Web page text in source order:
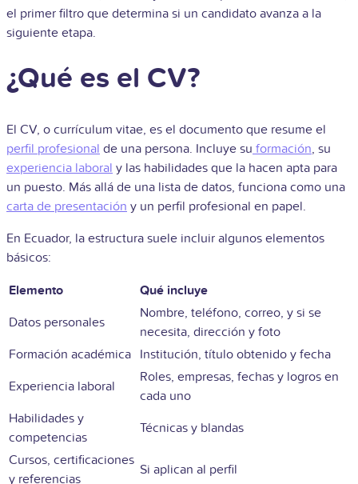
el primer filtro que determina si un candidato avanza a la
siguiente etapa.
¿Qué es el CV?
El CV, o currículum vitae, es el documento que resume el
perfil profesional de una persona. Incluye su formación, su
experiencia laboral y las habilidades que la hacen apta para
un puesto. Más allá de una lista de datos, funciona como una
carta de presentación y un perfil profesional en papel.
En Ecuador, la estructura suele incluir algunos elementos
básicos:
Elemento
Qué incluye
Datos personales
Nombre, teléfono, correo, y si se
necesita, dirección y foto
Formación académica Institución, título obtenido y fecha
Experiencia laboral
Roles, empresas, fechas y logros en
cada uno
Habilidades y
competencias
Técnicas y blandas
Cursos, certificaciones
y referencias
Si aplican al perfil